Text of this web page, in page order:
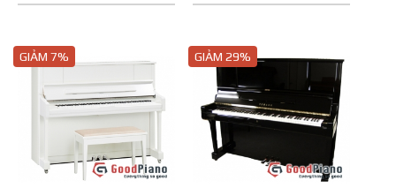
GIẢM 7% GIẢM 29%